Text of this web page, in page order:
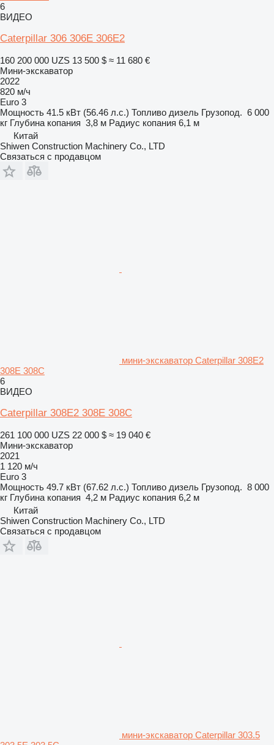
6
ВИДЕО
Caterpillar 306 306E 306E2
160 200 000 UZS 13 500 $ ≈ 11 680 €
Мини-экскаватор
2022
820 м/ч
Euro 3
Мощность 41.5 кВт (56.46 л.с.) Топливо дизель Грузопод. 6 000
кг Глубина копания 3,8 м Радиус копания 6,1 м
Китай
Shiwen Construction Machinery Co., LTD
Связаться с продавцом
мини-экскаватор Caterpillar 308E2
308E 308C
6
ВИДЕО
Caterpillar 308E2 308E 308C
261 100 000 UZS 22 000 $ ≈ 19 040 €
Мини-экскаватор
2021
1 120 м/ч
Euro 3
Мощность 49.7 кВт (67.62 л.с.) Топливо дизель Грузопод. 8 000
кг Глубина копания 4,2 м Радиус копания 6,2 м
Китай
Shiwen Construction Machinery Co., LTD
Связаться с продавцом
мини-экскаватор Caterpillar 303.5